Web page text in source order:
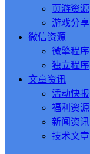
页游资源
游戏分享
微信资源
微擎程序
独立程序
文章资讯
活动快报
福利资源
新闻资讯
技术文章